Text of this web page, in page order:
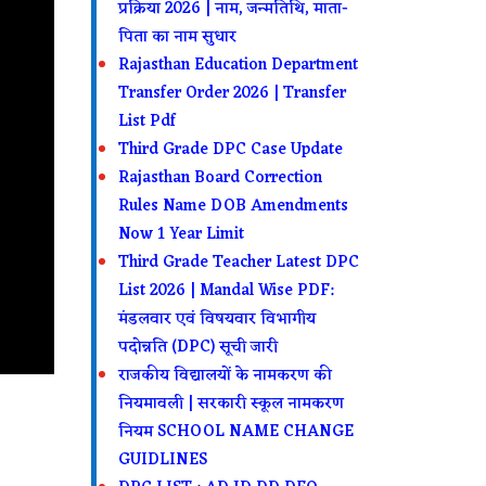
प्रक्रिया 2026 | नाम, जन्मतिथि, माता-
पिता का नाम सुधार
Rajasthan Education Department
Transfer Order 2026 | Transfer
List Pdf
Third Grade DPC Case Update
Rajasthan Board Correction
Rules Name DOB Amendments
Now 1 Year Limit
Third Grade Teacher Latest DPC
List 2026 | Mandal Wise PDF:
मंडलवार एवं विषयवार विभागीय
पदोन्नति (DPC) सूची जारी
राजकीय विद्यालयों के नामकरण की
नियमावली | सरकारी स्कूल नामकरण
नियम SCHOOL NAME CHANGE
GUIDLINES